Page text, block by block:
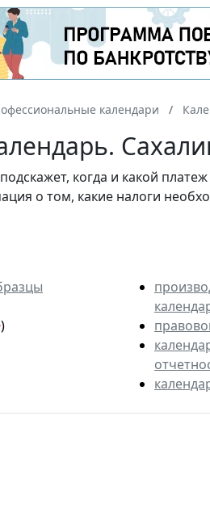
календари
подскажет, когда и какой
о том, какие налоги
)